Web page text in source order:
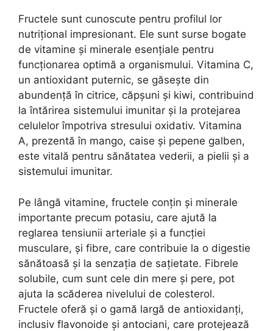
Fructele sunt cunoscute pentru profilul lor
nutrițional impresionant. Ele sunt surse bogate
de vitamine și minerale esențiale pentru
funcționarea optimă a organismului. Vitamina C,
un antioxidant puternic, se găsește din
abundență în citrice, căpșuni și kiwi, contribuind
la întărirea sistemului imunitar și la protejarea
celulelor împotriva stresului oxidativ. Vitamina
A, prezentă în mango, caise și pepene galben,
este vitală pentru sănătatea vederii, a pielii și a
sistemului imunitar.
Pe lângă vitamine, fructele conțin și minerale
importante precum potasiu, care ajută la
reglarea tensiunii arteriale și a funcției
musculare, și fibre, care contribuie la o digestie
sănătoasă și la senzația de sațietate. Fibrele
solubile, cum sunt cele din mere și pere, pot
ajuta la scăderea nivelului de colesterol.
Fructele oferă și o gamă largă de antioxidanți,
inclusiv flavonoide și antociani, care protejează